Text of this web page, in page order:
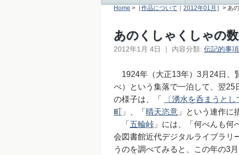
Home >［作品について ｜ 2012年01月 ］> あ
あのくしゃくしゃの
2012年1月 4日 ｜ 内容分類: 伝記的事項
1924年（大正13年）3月24日、
べ）という集落で一泊して、翌25
の様子は、「
〔湧水を呑まうとし
町 」、「 晴天恣意 」という連作に
「 五輪峠 」には、「何べんも
会図書館近代デジタルライブラリ
うのを調べてみると、この年の3